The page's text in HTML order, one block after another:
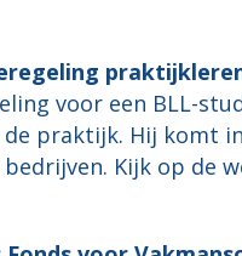
voor een BLL-
praktijk. Hij komt
Kijk op de